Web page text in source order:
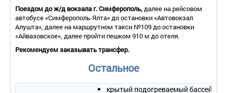
Поездом до ж/д вокзалаг. Симферополь,далее на рейсовом
автобусе «Симферополь-Ялта» до остановки «Автовокзал
Алушта», далее на маршрутном такси №109 до остановки
«Айвазовское», далее пройти пешком 910 м до отеля.
Рекомендуем заказывать трансфер.
Остальное
крытый подогреваемый бассейн с